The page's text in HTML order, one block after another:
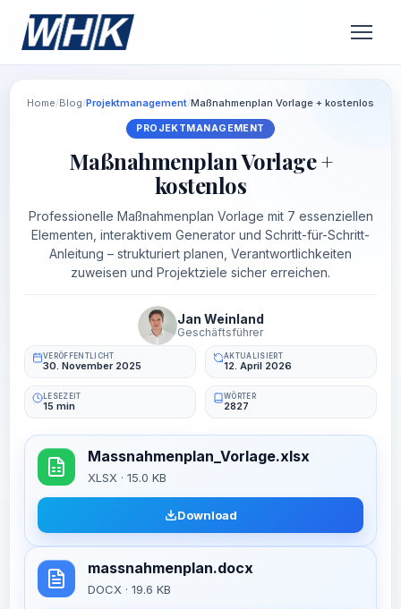
Home/Blog/Projektmanagement/Maßnahmenplan Vorlage + kostenlos
PROJEKTMANAGEMENT
Maßnahmenplan Vorlage +
kostenlos
Professionelle Maßnahmenplan Vorlage mit 7 essenziellen
Elementen, interaktivem Generator und Schritt-für-Schritt-
Anleitung – strukturiert planen, Verantwortlichkeiten
zuweisen und Projektziele sicher erreichen.
Jan Weinland
Geschäftsführer
VERÖFFENTLICHT
30. November 2025
AKTUALISIERT
12. April 2026
LESEZEIT
15 min
WÖRTER
2827
Massnahmenplan_Vorlage.xlsx
XLSX · 15.0 KB
Download
massnahmenplan.docx
DOCX · 19.6 KB